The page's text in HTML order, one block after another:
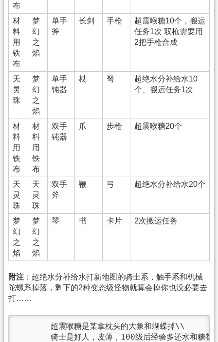
布
材
料
用
铁
布
梦
幻
之
焰
单手
斧
长剑 手枪
超震喉糖10个，搬运
任务1次 双枪需要用
2把手枪合成
天
灵
珠
梦
幻
之
焰
单手
钝器
杖 弩
超绝水分补给水10
个、搬运任务1次
材
料
用
铁
布
材
料
用
铁
布
双手
钝器
爪 步枪 超震喉糖20个
天
灵
珠
天
灵
珠
双手
斧
鞭 弓 超绝水分补给水20个
梦
幻
之
焰
梦
幻
之
焰
琴 书 卡片 2次搬运任务
附注 ：超绝水分补给水打新地图的骑士系，触手系和机械
陀螺系掉落，剩下的2种变态级怪物就算会掉你也没必要去
打……
       超震喉糖是某拿枕头的大象和蝴蝶掉\\
骑士是好人，皮薄，100级后经验多还水和糖都